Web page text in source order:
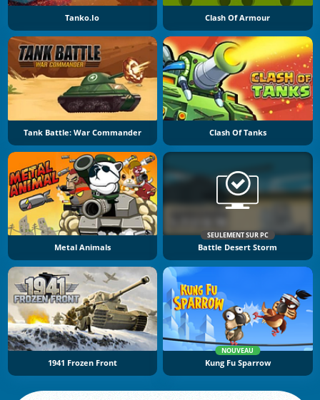
Tanko.io Clash Of Armour
Tank Battle: War Commander Clash Of Tanks
Metal Animals
SEULEMENT SUR PC
Battle Desert Storm
1941 Frozen Front
NOUVEAU
Kung Fu Sparrow